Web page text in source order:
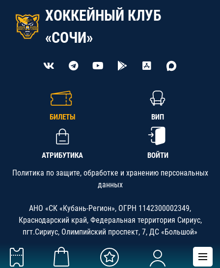
ХОККЕЙНЫЙ КЛУБ
«СОЧИ»
БИЛЕТЫ ВИП
АТРИБУТИКА ВОЙТИ
Политика по защите, обработке и хранению персональных
данных
АНО «СК «Кубань-Регион», ОГРН 1142300002349,
Краснодарский край, Федеральная территория Сириус,
пгт.Сириус, Олимпийский проспект, 7, ДС «Большой»